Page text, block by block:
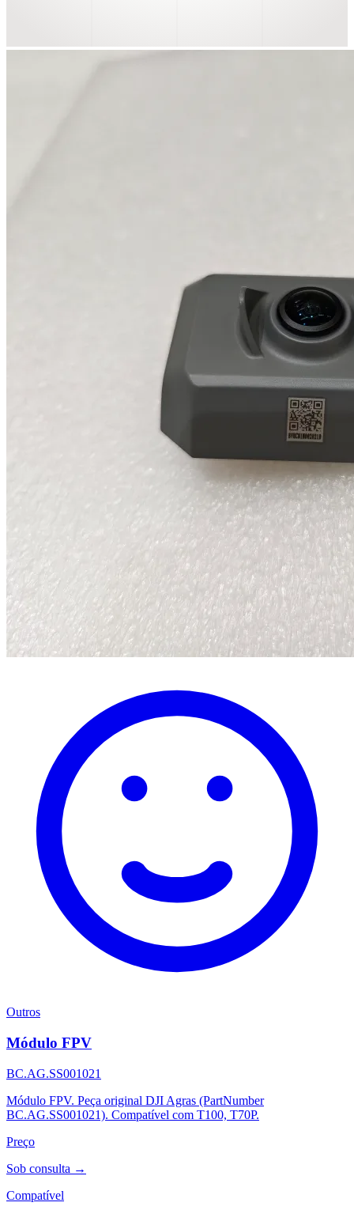
Outros
Módulo FPV
BC.AG.SS001021
Módulo FPV. Peça original DJI Agras (PartNumber
BC.AG.SS001021). Compatível com T100, T70P.
Preço
Sob consulta →
Compatível